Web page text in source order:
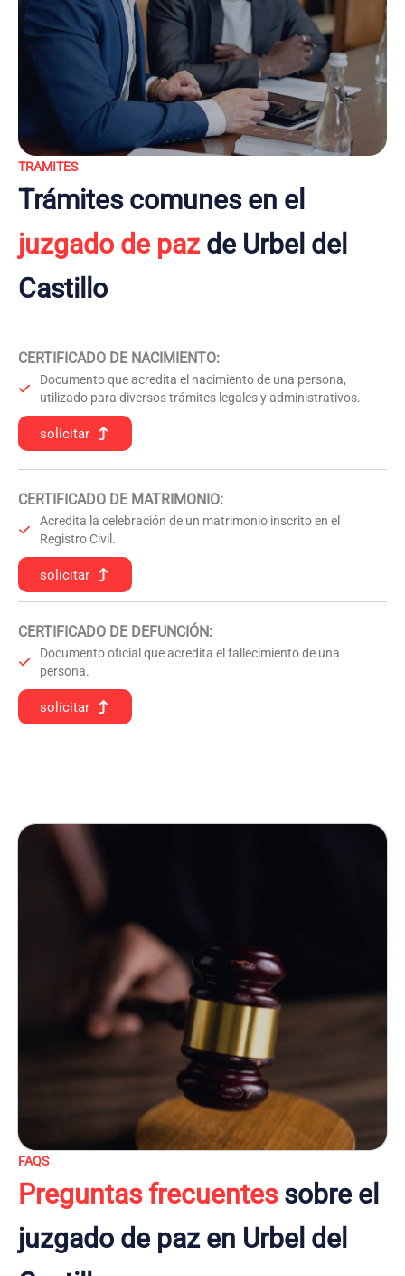
TRAMITES
Trámites comunes en el
juzgado de pazde Urbel del
Castillo
CERTIFICADO DE NACIMIENTO:
Documento que acredita el nacimiento de una persona,
utilizado para diversos trámites legales y administrativos.
solicitar
CERTIFICADO DE MATRIMONIO:
Acredita la celebración de un matrimonio inscrito en el
Registro Civil.
solicitar
CERTIFICADO DE DEFUNCIÓN:
Documento oficial que acredita el fallecimiento de una
persona.
solicitar
FAQS
Preguntas frecuentessobre el
juzgado de paz en Urbel del